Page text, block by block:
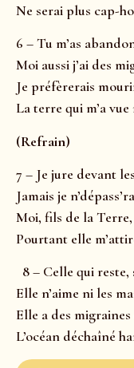
Ne serai plus cap-
6 – Tu m’as
Moi aussi j’ai des
Je préfèrerais
La terre qui m’a
(Refrain)
7 – Je jure devant
Jamais je
Moi, fils de la Terre,
Pourtant elle
8 – Celle qui
Elle n’aime ni les
Elle a des
L’océan déchaîné